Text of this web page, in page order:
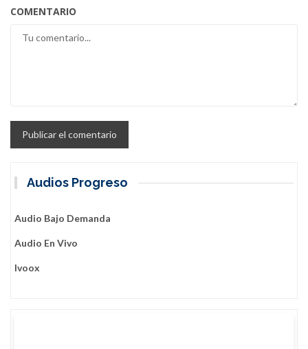
COMENTARIO
Audios Progreso
Audio Bajo Demanda
Audio En Vivo
Ivoox